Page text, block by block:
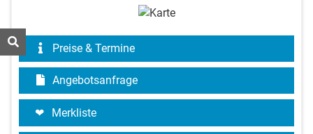
Preise & Termine
Angebotsanfrage
Merkliste